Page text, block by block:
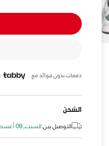
دفعات بدون فوائد مع
الشحن
التوصيل بين:السبت, 08 أغسطس - الإثنين, 10 أغسطس